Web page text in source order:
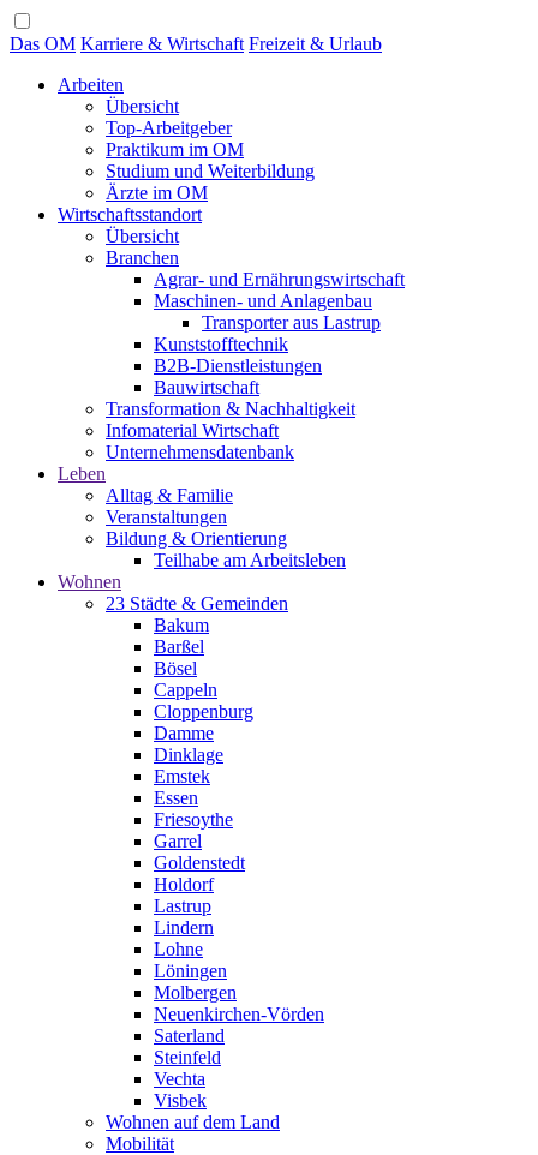
Das OM Karriere & Wirtschaft Freizeit & Urlaub
Arbeiten
Übersicht
Top-Arbeitgeber
Praktikum im OM
Studium und Weiterbildung
Ärzte im OM
Wirtschaftsstandort
Übersicht
Branchen
Agrar- und Ernährungswirtschaft
Maschinen- und Anlagenbau
Transporter aus Lastrup
Kunststofftechnik
B2B-Dienstleistungen
Bauwirtschaft
Transformation & Nachhaltigkeit
Infomaterial Wirtschaft
Unternehmensdatenbank
Leben
Alltag & Familie
Veranstaltungen
Bildung & Orientierung
Teilhabe am Arbeitsleben
Wohnen
23 Städte & Gemeinden
Bakum
Barßel
Bösel
Cappeln
Cloppenburg
Damme
Dinklage
Emstek
Essen
Friesoythe
Garrel
Goldenstedt
Holdorf
Lastrup
Lindern
Lohne
Löningen
Molbergen
Neuenkirchen-Vörden
Saterland
Steinfeld
Vechta
Visbek
Wohnen auf dem Land
Mobilität